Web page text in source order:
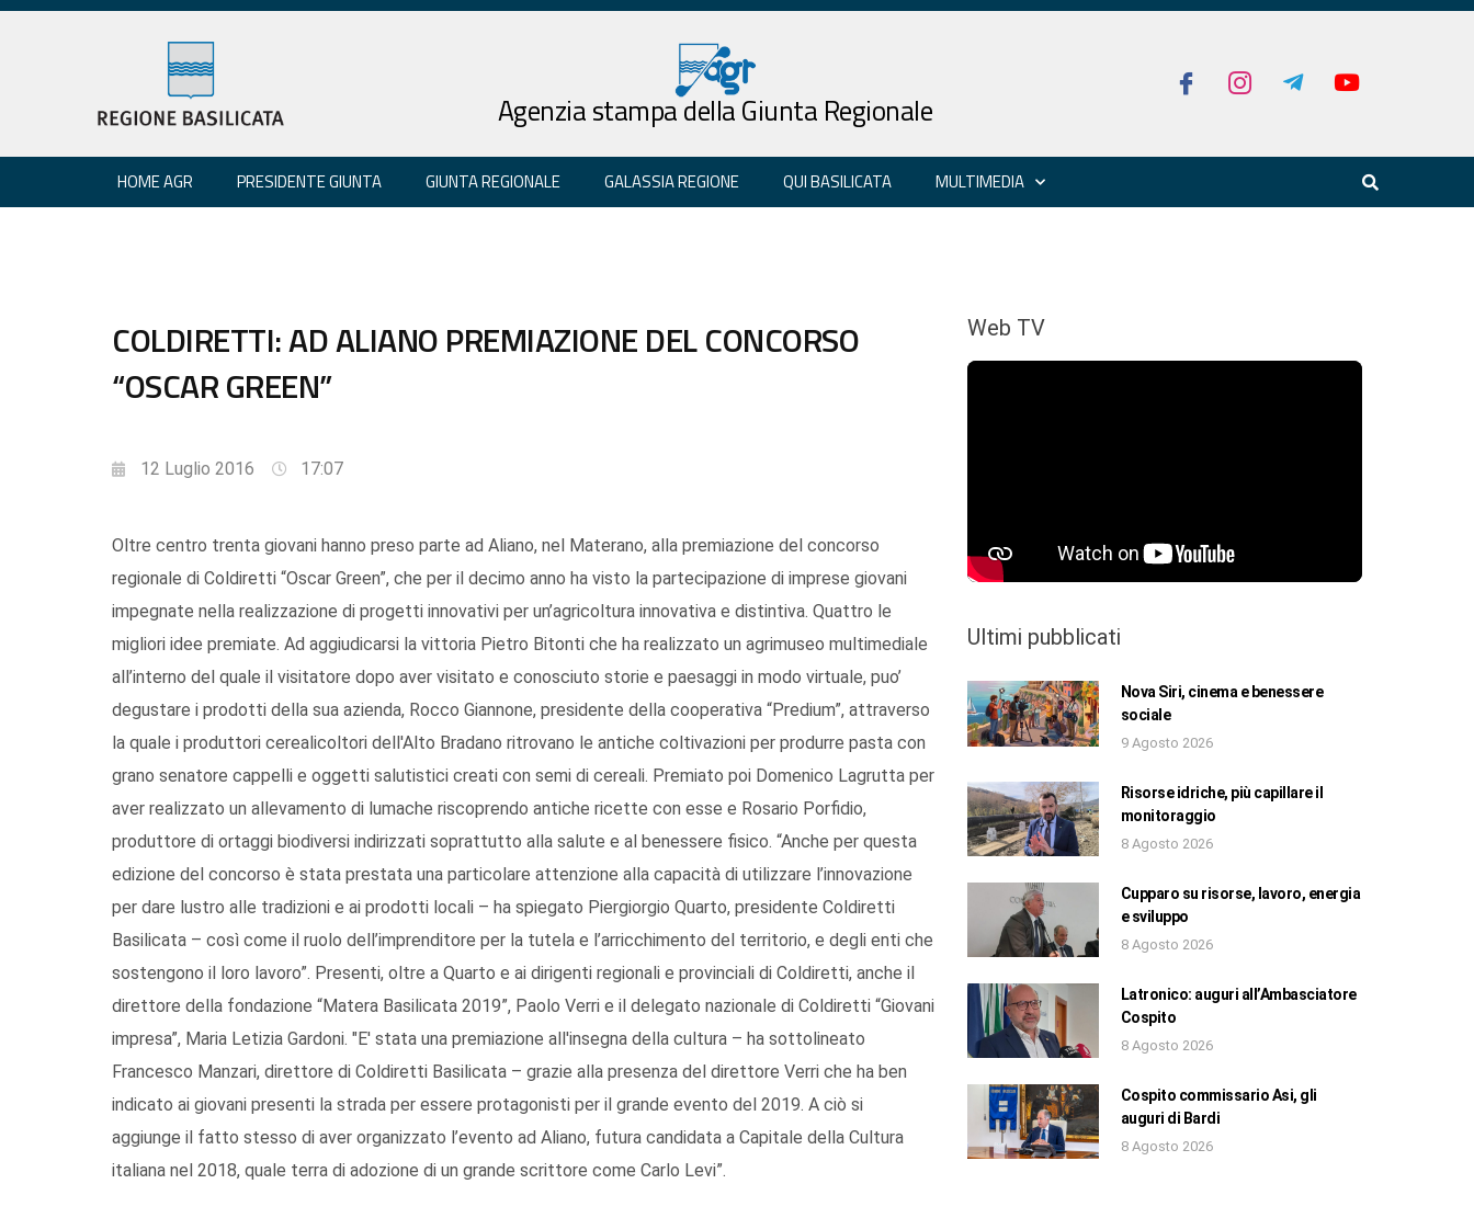
Agenzia stampa della Giunta Regionale
HOME AGR PRESIDENTE GIUNTA GIUNTA REGIONALE GALASSIA REGIONE QUI BASILICATA MULTIMEDIA
COLDIRETTI: AD ALIANO PREMIAZIONE DEL CONCORSO
“OSCAR GREEN”
12 Luglio 2016 17:07
Oltre centro trenta giovani hanno preso parte ad Aliano, nel Materano, alla premiazione del concorso
regionale di Coldiretti “Oscar Green”, che per il decimo anno ha visto la partecipazione di imprese giovani
impegnate nella realizzazione di progetti innovativi per un’agricoltura innovativa e distintiva. Quattro le
migliori idee premiate. Ad aggiudicarsi la vittoria Pietro Bitonti che ha realizzato un agrimuseo multimediale
all’interno del quale il visitatore dopo aver visitato e conosciuto storie e paesaggi in modo virtuale, puo’
degustare i prodotti della sua azienda, Rocco Giannone, presidente della cooperativa “Predium”, attraverso
la quale i produttori cerealicoltori dell'Alto Bradano ritrovano le antiche coltivazioni per produrre pasta con
grano senatore cappelli e oggetti salutistici creati con semi di cereali. Premiato poi Domenico Lagrutta per
aver realizzato un allevamento di lumache riscoprendo antiche ricette con esse e Rosario Porfidio,
produttore di ortaggi biodiversi indirizzati soprattutto alla salute e al benessere fisico. “Anche per questa
edizione del concorso è stata prestata una particolare attenzione alla capacità di utilizzare l’innovazione
per dare lustro alle tradizioni e ai prodotti locali – ha spiegato Piergiorgio Quarto, presidente Coldiretti
Basilicata – così come il ruolo dell’imprenditore per la tutela e l’arricchimento del territorio, e degli enti che
sostengono il loro lavoro”. Presenti, oltre a Quarto e ai dirigenti regionali e provinciali di Coldiretti, anche il
direttore della fondazione “Matera Basilicata 2019”, Paolo Verri e il delegato nazionale di Coldiretti “Giovani
impresa”, Maria Letizia Gardoni. "E' stata una premiazione all'insegna della cultura – ha sottolineato
Francesco Manzari, direttore di Coldiretti Basilicata – grazie alla presenza del direttore Verri che ha ben
indicato ai giovani presenti la strada per essere protagonisti per il grande evento del 2019. A ciò si
aggiunge il fatto stesso di aver organizzato l’evento ad Aliano, futura candidata a Capitale della Cultura
italiana nel 2018, quale terra di adozione di un grande scrittore come Carlo Levi”.
Web TV
Ultimi pubblicati
Nova Siri, cinema e benessere
sociale
9 Agosto 2026
Risorse idriche, più capillare il
monitoraggio
8 Agosto 2026
Cupparo su risorse, lavoro, energia
e sviluppo
8 Agosto 2026
Latronico: auguri all’Ambasciatore
Cospito
8 Agosto 2026
Cospito commissario Asi, gli
auguri di Bardi
8 Agosto 2026